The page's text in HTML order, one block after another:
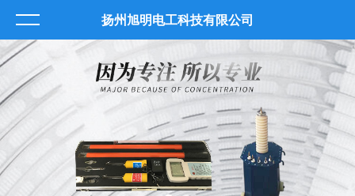
扬州旭明电工科技有限公司